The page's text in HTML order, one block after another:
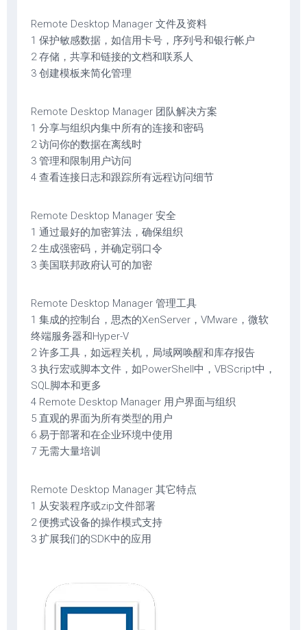
Remote Desktop Manager 文件及资料
1 保护敏感数据，如信用卡号，序列号和银行帐户
2 存储，共享和链接的文档和联系人
3 创建模板来简化管理
Remote Desktop Manager 团队解决方案
1 分享与组织内集中所有的连接和密码
2 访问你的数据在离线时
3 管理和限制用户访问
4 查看连接日志和跟踪所有远程访问细节
Remote Desktop Manager 安全
1 通过最好的加密算法，确保组织
2 生成强密码，并确定弱口令
3 美国联邦政府认可的加密
Remote Desktop Manager 管理工具
1 集成的控制台，思杰的XenServer，VMware，微软
终端服务器和Hyper-V
2 许多工具，如远程关机，局域网唤醒和库存报告
3 执行宏或脚本文件，如PowerShell中，VBScript中，
SQL脚本和更多
4 Remote Desktop Manager 用户界面与组织
5 直观的界面为所有类型的用户
6 易于部署和在企业环境中使用
7 无需大量培训
Remote Desktop Manager 其它特点
1 从安装程序或zip文件部署
2 便携式设备的操作模式支持
3 扩展我们的SDK中的应用